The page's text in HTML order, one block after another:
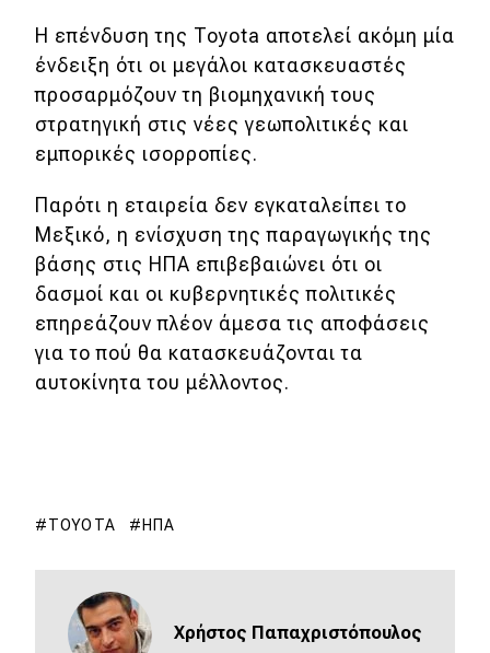
Η επένδυση της Toyota αποτελεί ακόμη μία
ένδειξη ότι οι μεγάλοι κατασκευαστές
προσαρμόζουν τη βιομηχανική τους
στρατηγική στις νέες γεωπολιτικές και
εμπορικές ισορροπίες.
Παρότι η εταιρεία δεν εγκαταλείπει το
Μεξικό, η ενίσχυση της παραγωγικής της
βάσης στις ΗΠΑ επιβεβαιώνει ότι οι
δασμοί και οι κυβερνητικές πολιτικές
επηρεάζουν πλέον άμεσα τις αποφάσεις
για το πού θα κατασκευάζονται τα
αυτοκίνητα του μέλλοντος.
TOYOTA ΗΠΑ
Χρήστος Παπαχριστόπουλος